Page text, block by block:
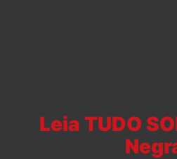
Leia TUDO